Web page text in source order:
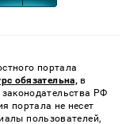
портала
обязательна, в
РФ
портала не несет
пользователей,